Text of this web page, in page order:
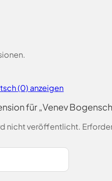
(0) anzeigen
für „Venev
nicht veröffentlicht.